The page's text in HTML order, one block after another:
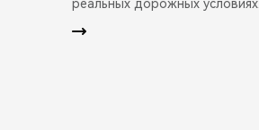
реальных дорожных условиях.